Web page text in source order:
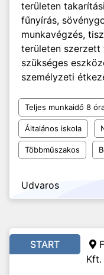
területen
fűnyírás,
munkavégzés,
területen szerzett
szükséges
személyzeti
Teljes munkaidő 8
Általános iskola
Többműszakos
Udvaros
START
Kft.